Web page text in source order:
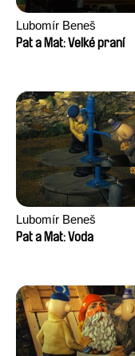
Lubomír Beneš
Pat a Mat: Velké praní
Lubomír Beneš
Pat a Mat: Voda